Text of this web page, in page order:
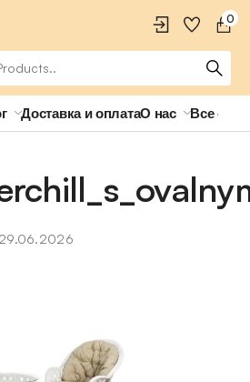
0
Доставка и оплатаО нас Все о
29.06.2026